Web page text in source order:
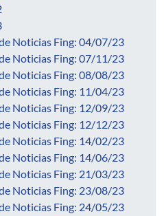
Noticias Fing: 04/07/23
Noticias Fing: 07/11/23
Noticias Fing: 08/08/23
Noticias Fing: 11/04/23
Noticias Fing: 12/09/23
Noticias Fing: 12/12/23
Noticias Fing: 14/02/23
Noticias Fing: 14/06/23
Noticias Fing: 21/03/23
Noticias Fing: 23/08/23
Noticias Fing: 24/05/23